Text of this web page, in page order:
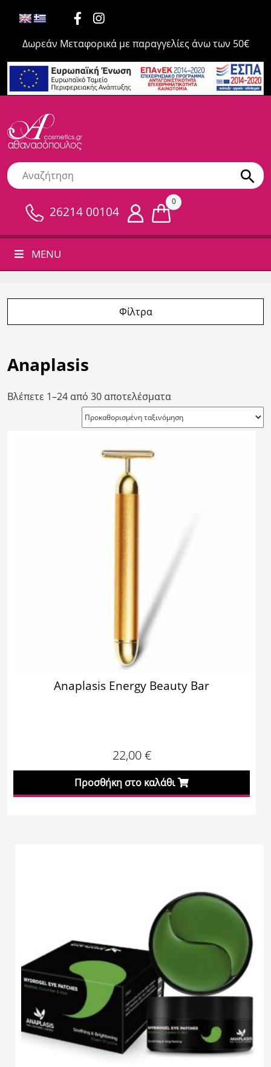
Δωρεάν Μεταφορικά με παραγγελίες άνω των 50€
26214 00104
0
MENU
Φίλτρα
Anaplasis
Βλέπετε 1–24 από 30 αποτελέσματα
Anaplasis Energy Beauty Bar
22,00€
Προσθήκη στο καλάθι